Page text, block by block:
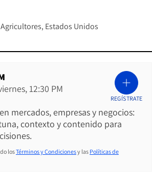
Agricultores Estados Unidos
12:30 PM
mercados, empresas y negocios:
contexto y contenido para
REGÍSTRATE
losTérminos y Condicionesy las Políticas de